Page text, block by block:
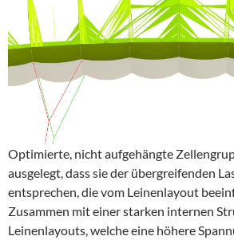
Optimierte, nicht aufgehängte
ausgelegt, dass sie der übergreifenden
entsprechen, die vom Leinenlayout
Zusammen mit einer starken internen
Leinenlayouts, welche eine höhere